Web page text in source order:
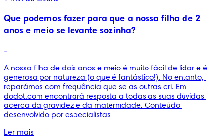
Que podemos fazer para que a nossa filha de 2
anos e meio se levante sozinha?
-
A nossa filha de dois anos e meio é muito fácil de lidar e é
generosa por natureza (o que é fantástico!). No entanto,
reparámos com frequência que se as outras cri. Em
dodot.com encontrará resposta a todas as suas dúvidas
acerca da gravidez e da maternidade. Conteúdo
desenvolvido por especialistas
Ler mais